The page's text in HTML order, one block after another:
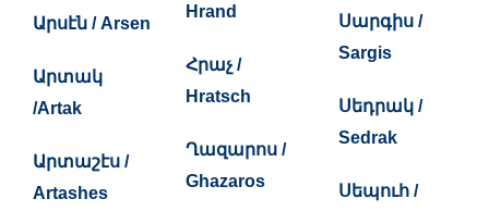
Արսէն / Arsen
Արտակ
/Artak
Արտաշէս /
Artashes
Hrand
Հրաչ /
Hratsch
Ղազարոս /
Ghazaros
Սարգիս /
Sargis
Սեդրակ /
Sedrak
Սեպուհ /